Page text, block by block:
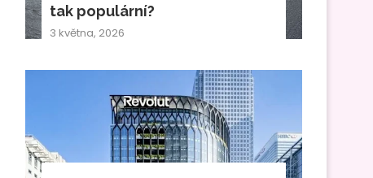
tak populární?
3 května, 2026